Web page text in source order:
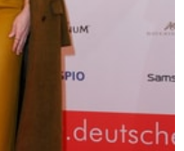
Medien anbieten
Website zu
Informationen zu Ihrer
unsere Partner für
weiter. Unsere
möglicherweise mit
ihnen bereitgestellt